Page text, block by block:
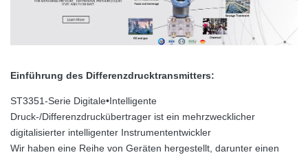
Einführung des Differenzdrucktransmitters:
ST3351-Serie Digitale•Intelligente
Druck-/Differenzdruckübertrager ist ein mehrzwecklicher
digitalisierter intelligenter Instrumententwickler
Wir haben eine Reihe von Geräten hergestellt, darunter einen